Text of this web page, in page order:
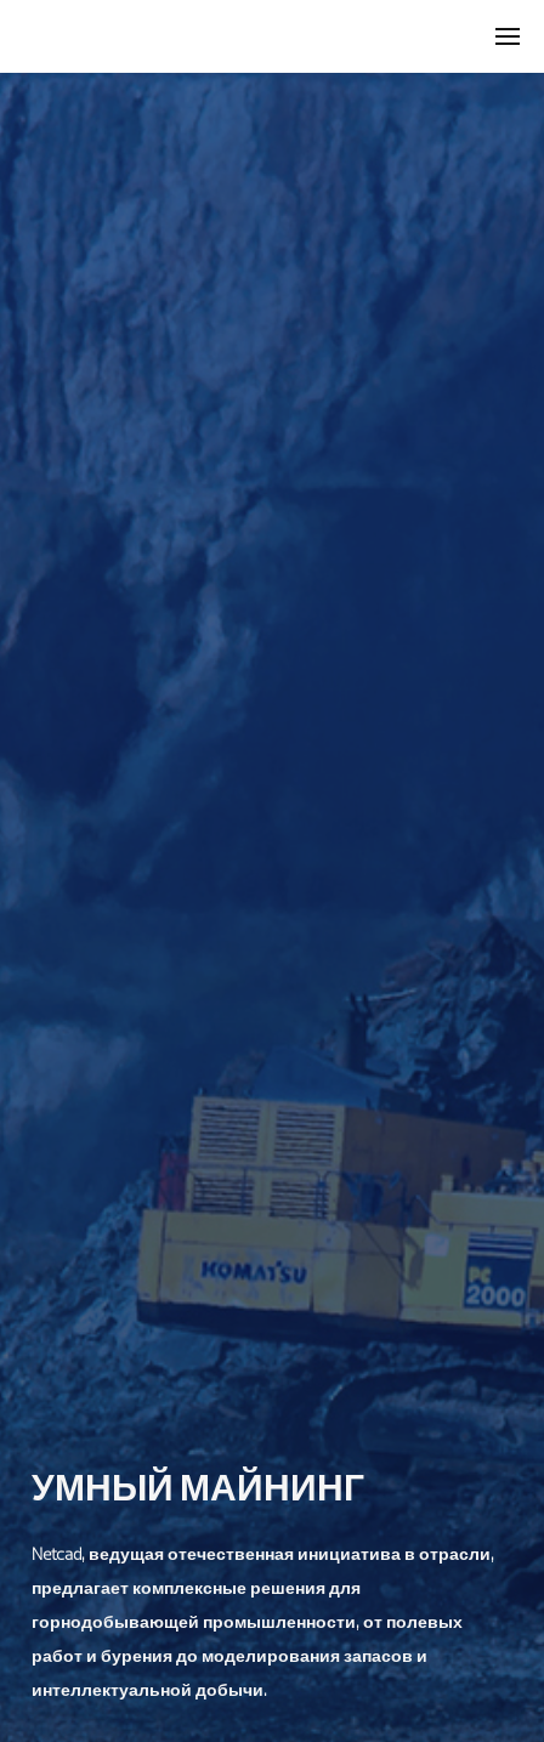
УМНЫЙ МАЙНИНГ
Netcad, ведущая отечественная инициатива в отрасли,
предлагает комплексные решения для
горнодобывающей промышленности, от полевых
работ и бурения до моделирования запасов и
интеллектуальной добычи.